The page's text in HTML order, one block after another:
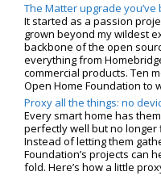
The Matter upgrade
It started as a passion
grown beyond my wildest
backbone of the open
everything from
commercial products. Ten
Open Home Foundation to
Proxy all the things: no
Every smart home has
perfectly well but no
Instead of letting them
Foundation’s projects can
fold. Here’s how a little